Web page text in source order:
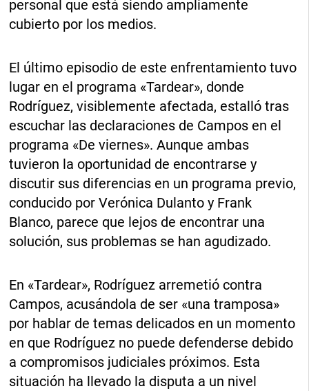
personal que está siendo ampliamente
cubierto por los medios.
El último episodio de este enfrentamiento tuvo
lugar en el programa «Tardear», donde
Rodríguez, visiblemente afectada, estalló tras
escuchar las declaraciones de Campos en el
programa «De viernes». Aunque ambas
tuvieron la oportunidad de encontrarse y
discutir sus diferencias en un programa previo,
conducido por Verónica Dulanto y Frank
Blanco, parece que lejos de encontrar una
solución, sus problemas se han agudizado.
En «Tardear», Rodríguez arremetió contra
Campos, acusándola de ser «una tramposa»
por hablar de temas delicados en un momento
en que Rodríguez no puede defenderse debido
a compromisos judiciales próximos. Esta
situación ha llevado la disputa a un nivel